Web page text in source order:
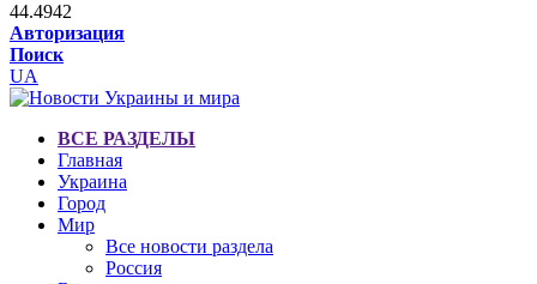
44.4942
Авторизация
Поиск
UA
ВСЕ РАЗДЕЛЫ
Главная
Украина
Город
Мир
Все новости раздела
Россия